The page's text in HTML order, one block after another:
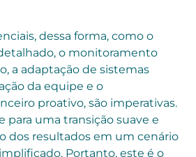
dessa forma, como o
o monitoramento
a adaptação de sistemas
da equipe e o
proativo, são imperativas.
para uma transição suave e
dos resultados em um cenário
Portanto, este é o